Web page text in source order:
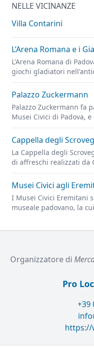
NELLE VICINANZE
Villa Contarini
L’Arena Romana e i
L'Arena Romana di
giochi gladiatori
è ora alla base dei
cittadino.
Palazzo Zuckermann
Palazzo Zuckermann fa
Musei Civici di Padova,
Arti Applicate e
Cappella degli
La Cappella degli
di affreschi realizzati da
capolavori più
Musei Civici agli
I Musei Civici Eremitani
museale padovano, la
Organizzatore di
Pro
+39
https://